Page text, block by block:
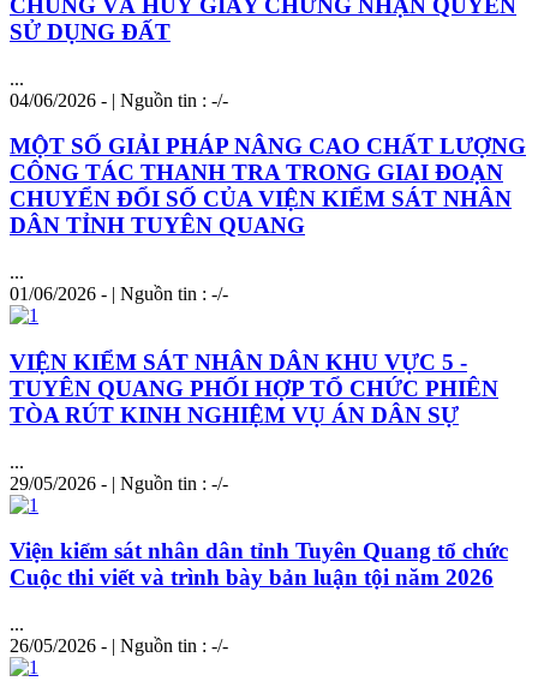
CHUNG VÀ HUỶ GIẤY CHỨNG NHẬN QUYỀN
SỬ DỤNG ĐẤT
...
04/06/2026 - | Nguồn tin : -/-
MỘT SỐ GIẢI PHÁP NÂNG CAO CHẤT LƯỢNG
CÔNG TÁC THANH TRA TRONG GIAI ĐOẠN
CHUYỂN ĐỔI SỐ CỦA VIỆN KIỂM SÁT NHÂN
DÂN TỈNH TUYÊN QUANG
...
01/06/2026 - | Nguồn tin : -/-
VIỆN KIỂM SÁT NHÂN DÂN KHU VỰC 5 -
TUYÊN QUANG PHỐI HỢP TỔ CHỨC PHIÊN
TÒA RÚT KINH NGHIỆM VỤ ÁN DÂN SỰ
...
29/05/2026 - | Nguồn tin : -/-
Viện kiểm sát nhân dân tỉnh Tuyên Quang tổ chức
Cuộc thi viết và trình bày bản luận tội năm 2026
...
26/05/2026 - | Nguồn tin : -/-